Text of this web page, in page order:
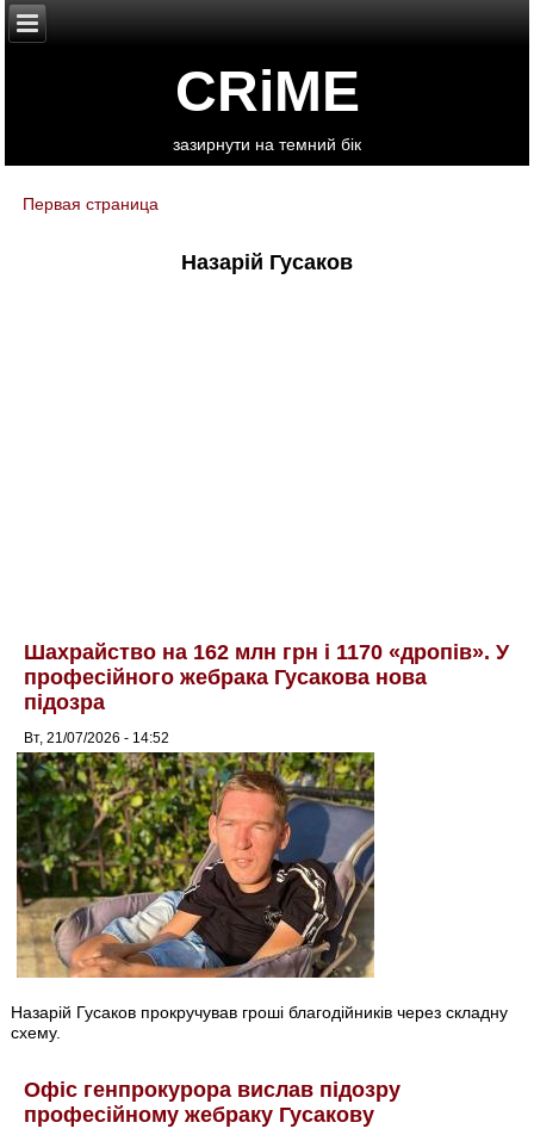
CRiME
зазирнути на темний бік
You are here
Первая страница
Назарій Гусаков
Шахрайство на 162 млн грн і 1170 «дропів». У
професійного жебрака Гусакова нова
підозра
Вт, 21/07/2026 - 14:52
Назарій Гусаков прокручував гроші благодійників через складну
схему.
Офіс генпрокурора вислав підозру
професійному жебраку Гусакову